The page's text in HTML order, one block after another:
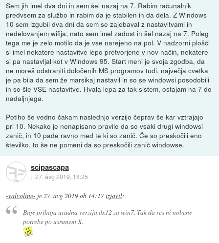
Sem jih imel dva dni in sem šel nazaj na 7. Rabim računalnik
predvsem za službo in rabim da je stabilen in da dela. Z Windows
10 sem izgubil dva dni da sem se zajebaval z nastavitvami in
nedelovanjem wifija, nato sem imel zadost in šel nazaj na 7. Poleg
tega me je zelo motilo da je vse narejeno na pol. V nadzorni plošči
si imel nekatere nastavitve lepo pretvorjene v nov način, nekatere
si pa nastavljal kot v Windows 95. Start meni je svoja zgodba, da
ne moreš odstraniti določenih MS programov tudi, največja cvetka
je pa bila da sem že marsikaj nastavil in so se windowsi posodobili
in so šle VSE nastavitve. Hvala lepa za tak sistem, ostajam na 7 do
nadaljnjega.
Potiho še vedno čakam naslednjo verzijo čeprav še kar vztrajajo
pri 10. Nekako je nenapisano pravilo da so vsaki drugi windowsi
zanič, in 10 pade ravno med te ki so zanič. Če so preskočili eno
številko, to še ne pomeni da so preskočili zanič windowse.
scipascapa
::27. avg 2019, 18:25
-valvoline- je27. avg 2019 ob 14:17izjavil:
Baje prihaja uradna verzija dx12 za win7. Tak da res ni nobene
potrebe po usranem X.